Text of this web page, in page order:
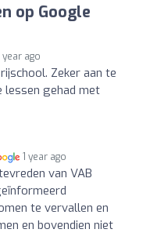
op Google
year ago
Zeker aan te
lessen gehad met
1 year ago
van VAB
te vervallen en
en bovendien niet